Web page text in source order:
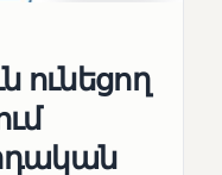
ունեցող